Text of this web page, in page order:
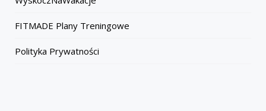
FITMADE Plany Treningowe
Polityka Prywatności